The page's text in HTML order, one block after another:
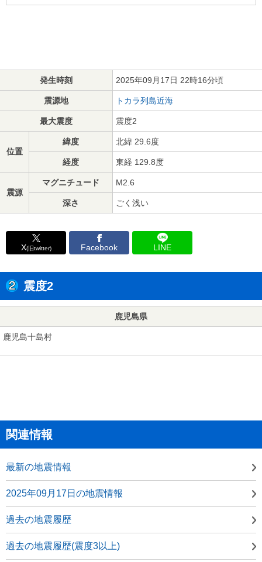
発生時刻 2025年09月17日 22時16分頃
震源地 トカラ列島近海
最大震度 震度2
位置
緯度 北緯 29.6度
経度 東経 129.8度
震源
マグニチュード M2.6
深さ ごく浅い
X(旧twitter) Facebook LINE
震度2
鹿児島県
鹿児島十島村
関連情報
最新の地震情報
2025年09月17日の地震情報
過去の地震履歴
過去の地震履歴(震度3以上)